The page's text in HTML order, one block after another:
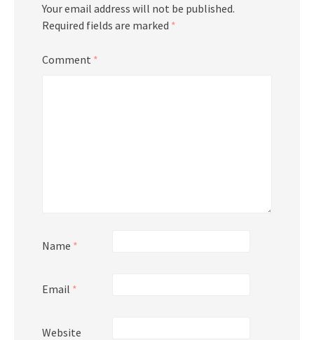
Your email address will not be published.
Required fields are marked *
Comment *
Name *
Email *
Website